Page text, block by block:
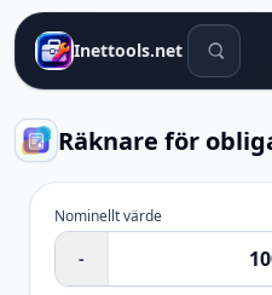
Inettools.net
Räknare för
Nominellt värde
-